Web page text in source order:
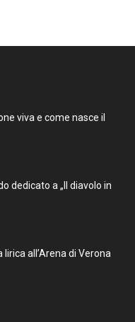
viva e come nasce il
dedicato a „Il diavolo in
lirica all’Arena di Verona